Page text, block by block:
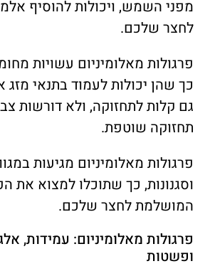
מפני השמש, ויכולות להוסיף
לחצר שלכם.
פרגולות מאלומיניום עשויות
כך שהן יכולות לעמוד בתנאי מזג
גם קלות לתחזוקה, ולא דורשות
תחזוקה שוטפת.
פרגולות מאלומיניום מגיעות
וסגנונות, כך שתוכלו למצוא את
המושלמת לחצר שלכם.
פרגולות מאלומיניום: עמידות,
ופשטות